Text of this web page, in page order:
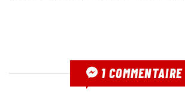
1 COMMENTAIRE